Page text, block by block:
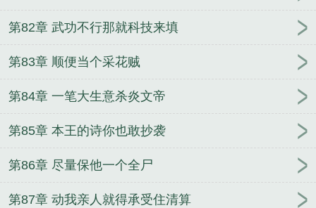
第82章 武功不行那就科技来填
第83章 顺便当个采花贼
第84章 一笔大生意杀炎文帝
第85章 本王的诗你也敢抄袭
第86章 尽量保他一个全尸
第87章 动我亲人就得承受住清算